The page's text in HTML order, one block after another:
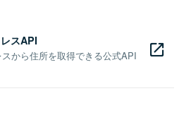
スAPI
から住所を取得できる公式API